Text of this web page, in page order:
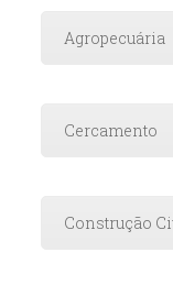
Agropecuária
Cercamento
Construção